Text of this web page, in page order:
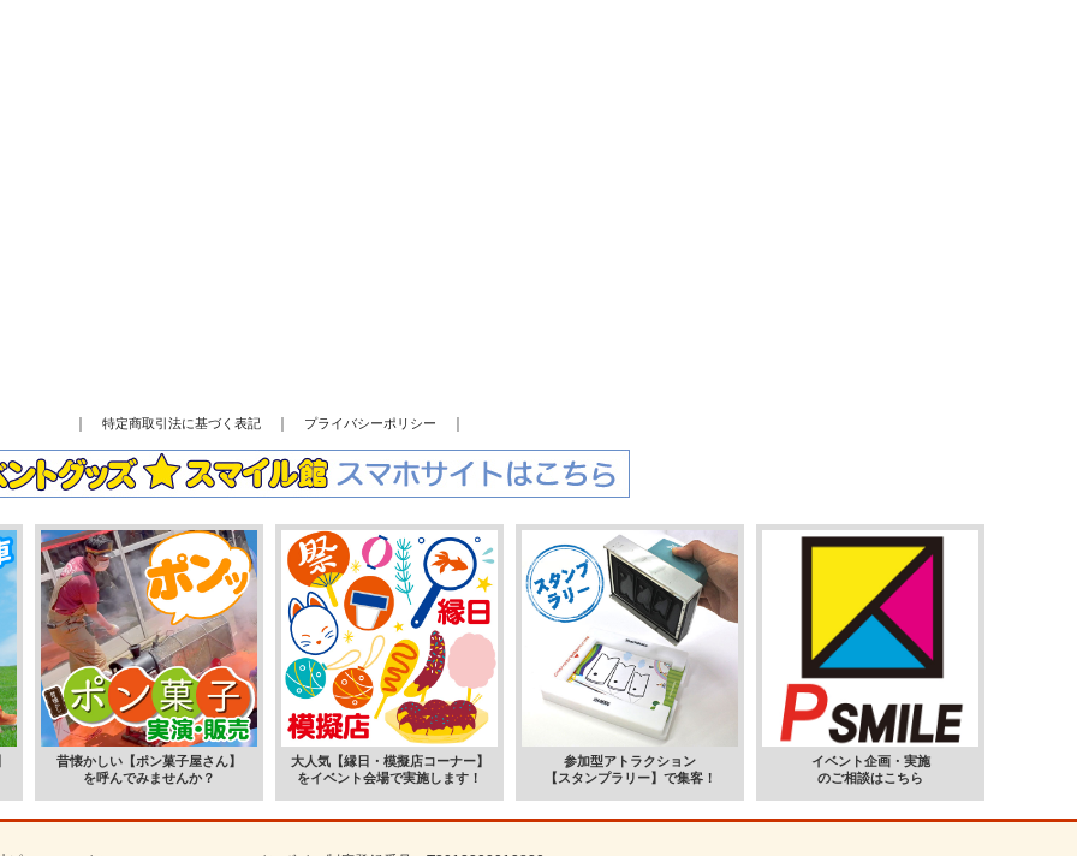
特定商取引法に基づく表記 プライバシーポリシー
昔懐かしい【ポン菓子屋さん】
を呼んでみませんか？
大人気【縁日・模擬店コーナー】
をイベント会場で実施します！
参加型アトラクション
【スタンプラリー】で集客！
イベント企画・実施
のご相談はこちら